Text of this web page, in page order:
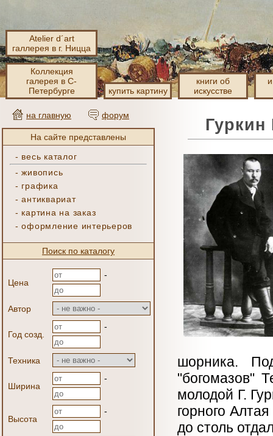
Atelier d´art
галлерея в г. Ницца
Коллекция
галерея в С-
Петербурге
купить картину
книги об
искусстве
на главную форум
На сайте представлены
- весь каталог
-живопись
- графика
-антиквариат
- картина на заказ
-оформление интерьеров
Поиск по каталогу
Цена
-
Автор
Год созд.
-
Техника
Ширина
-
Высота
-
Гуркин
шорника.
"богомазов"
молодой Г.
горного
до столь